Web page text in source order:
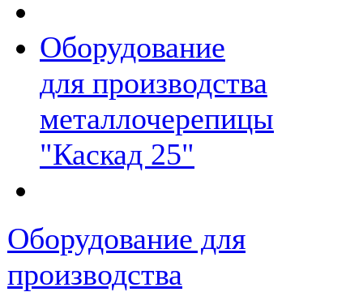
Оборудование
для производства
металлочерепицы
"Каскад 25"
Оборудование для
производства